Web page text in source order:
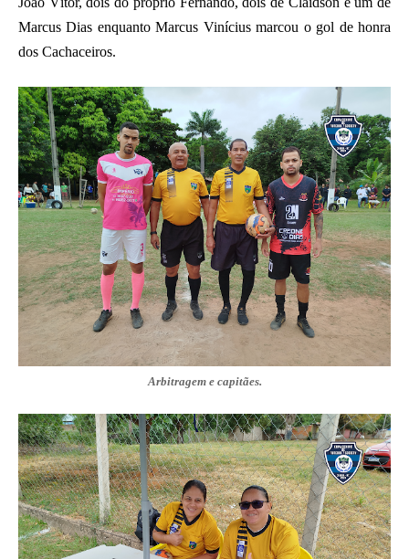
Marcus Dias enquanto Marcus Vinícius marcou o gol de honra
dos Cachaceiros.
Arbitragem e capitães.